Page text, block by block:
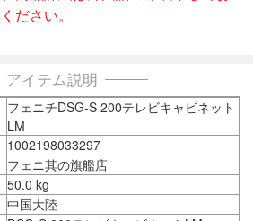
ださい。
アイテム説明
フェニチDSG-S 200テレビキャビネット
LM
1002198033297
フェニ其の旗艦店
50.0 kg
中国大陸